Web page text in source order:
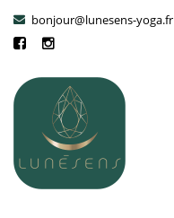
bonjour@lunesens-yoga.fr